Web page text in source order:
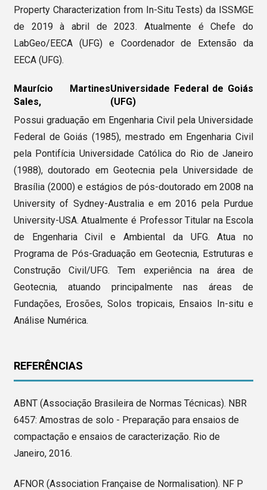
Property Characterization from In-Situ Tests) da ISSMGE
de 2019 à abril de 2023. Atualmente é Chefe do
LabGeo/EECA (UFG) e Coordenador de Extensão da
EECA (UFG).
Maurício Martines
Sales,
Universidade Federal de Goiás
(UFG)
Possui graduação em Engenharia Civil pela Universidade
Federal de Goiás (1985), mestrado em Engenharia Civil
pela Pontifícia Universidade Católica do Rio de Janeiro
(1988), doutorado em Geotecnia pela Universidade de
Brasília (2000) e estágios de pós-doutorado em 2008 na
University of Sydney-Australia e em 2016 pela Purdue
University-USA. Atualmente é Professor Titular na Escola
de Engenharia Civil e Ambiental da UFG. Atua no
Programa de Pós-Graduação em Geotecnia, Estruturas e
Construção Civil/UFG. Tem experiência na área de
Geotecnia, atuando principalmente nas áreas de
Fundações, Erosões, Solos tropicais, Ensaios In-situ e
Análise Numérica.
REFERÊNCIAS
ABNT (Associação Brasileira de Normas Técnicas). NBR
6457: Amostras de solo - Preparação para ensaios de
compactação e ensaios de caracterização. Rio de
Janeiro, 2016.
AFNOR (Association Française de Normalisation). NF P